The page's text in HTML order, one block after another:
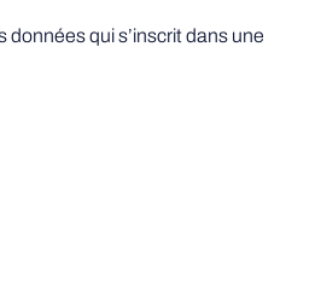
données qui s’inscrit dans une